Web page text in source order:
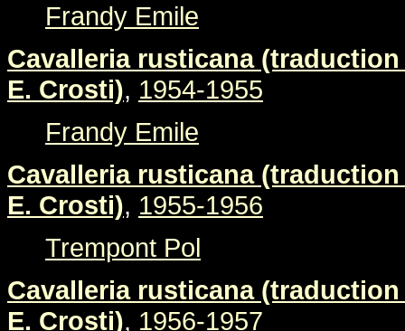
Frandy Emile
Cavalleria rusticana
E. Crosti), 1954-1955
Frandy Emile
Cavalleria rusticana
E. Crosti), 1955-1956
Trempont Pol
Cavalleria rusticana
E. Crosti), 1956-1957